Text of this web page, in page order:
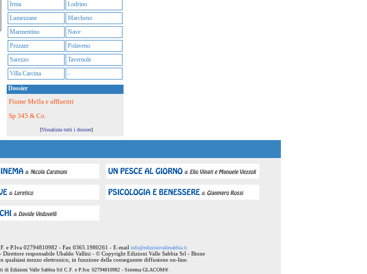
Irma
Lodrino
Lumezzane
Marcheno
Marmentino
Nave
Pezzaze
Polaveno
Sarezzo
Tavernole
Villa Carcina
-
Dossier
Fiume Mella e affluenti
Sp 345 & Co.
[Visualizza tutti i dossier]
e P.Iva 02794810982 - Fax 0365.1980261 - E-mail info@edizionivallesabbia.it
responsabile Ubaldo Vallini - © Copyright Edizioni Valle Sabbia Srl - Bione
qualsiasi mezzo elettronico, in funzione della conseguente diffusione on-line.
Edizioni Valle Sabbia Srl C.F. e P.Iva: 02794810982 - Sistema GLACOM®